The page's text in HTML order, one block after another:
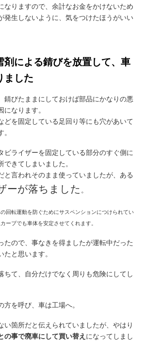
なりますので、余計なお金をかけないため
発生しないように、気をつけたほうがいい
剤による錆びを放置して、車
ました
錆びたままにしておけば部品にかなりの悪
なります。
どを固定している足回り等にも穴があいて
ビライザーを固定している部分のすぐ側に
きてしまいました。
と言われそのまま使っていましたが、ある
ーが落ちました 。
回転運動を防ぐためにサスペンションにつけられてい
ーブでも車体を安定させてくれます。
たので、事なきを得ましたが運転中だった
たと思います。
ちて、自分だけでなく周りも危険にしてし
方を呼び、車は工場へ。
い箇所だと伝えられていましたが、やはり
の事で廃車にして買い替え になってしまし